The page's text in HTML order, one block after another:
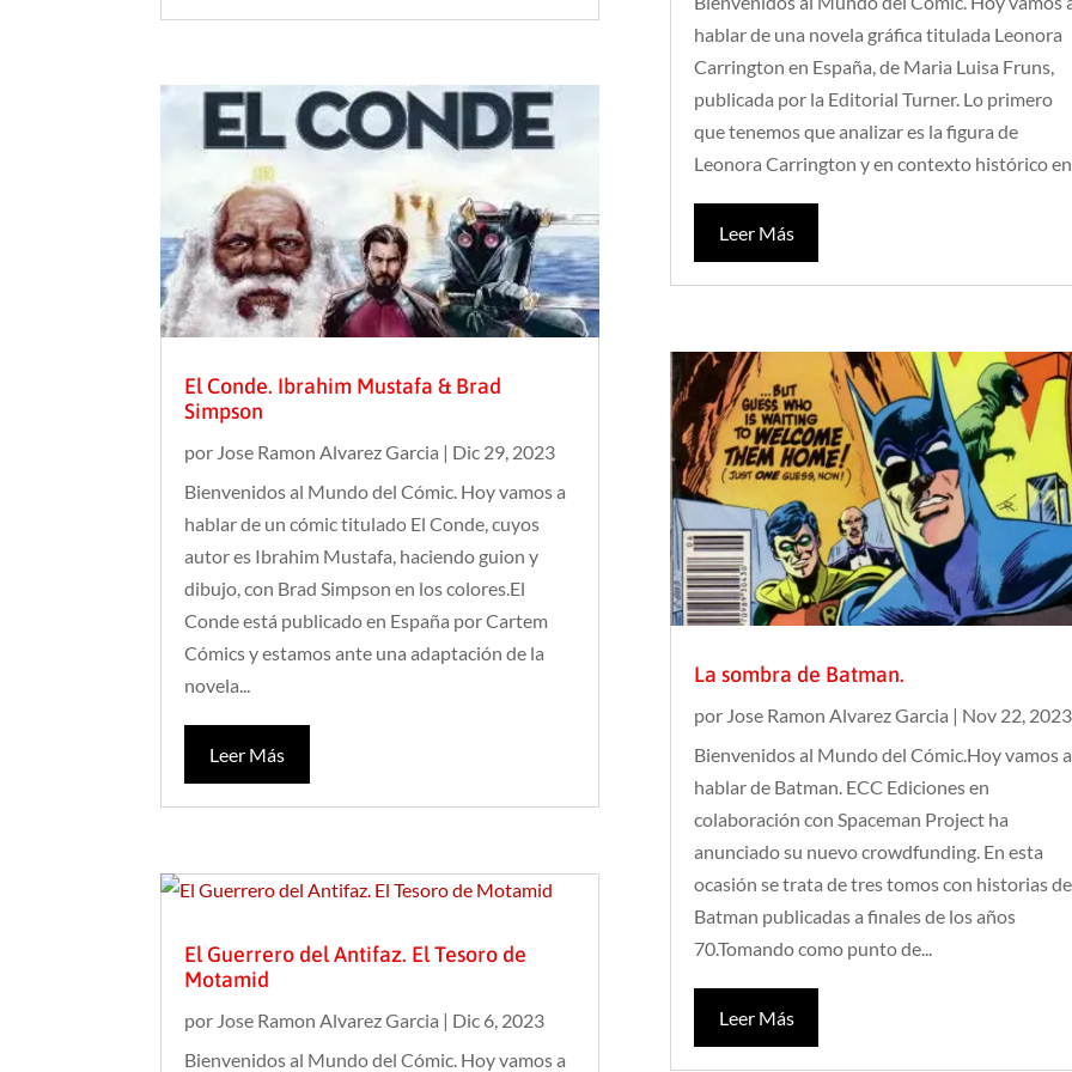
El Conde. Ibrahim Mustafa & Brad
Simpson
por Jose Ramon Alvarez Garcia | Dic 29, 2023
Bienvenidos al Mundo del Cómic. Hoy vamos a
hablar de un cómic titulado El Conde, cuyos
autor es Ibrahim Mustafa, haciendo guion y
dibujo, con Brad Simpson en los colores.El
Conde está publicado en España por Cartem
Cómics y estamos ante una adaptación de la
novela...
Leer Más
El Guerrero del Antifaz. El Tesoro de
Motamid
por Jose Ramon Alvarez Garcia | Dic 6, 2023
Bienvenidos al Mundo del Cómic. Hoy vamos a
hablar de una novela gráfica titulada Leonora
Carrington en España, de Maria Luisa Fruns,
publicada por la Editorial Turner. Lo primero
que tenemos que analizar es la figura de
Leonora Carrington y en contexto histórico
Leer Más
La sombra de Batman.
por Jose Ramon Alvarez Garcia | Nov 22, 2023
Bienvenidos al Mundo del Cómic.Hoy vamos a
hablar de Batman. ECC Ediciones en
colaboración con Spaceman Project ha
anunciado su nuevo crowdfunding. En esta
ocasión se trata de tres tomos con historias de
Batman publicadas a finales de los años
70.Tomando como punto de...
Leer Más